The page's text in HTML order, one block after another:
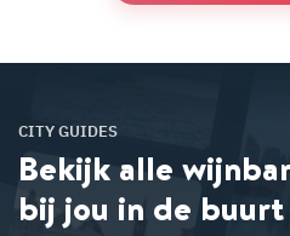
CITY GUIDES
Bekijk alle
bij jou in de buurt
W
at te doen in
Am
ersfoort?